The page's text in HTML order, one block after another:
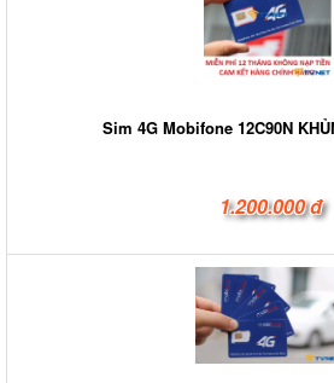
Sim 4G Mobifone 12C90N
1.200.000 đ